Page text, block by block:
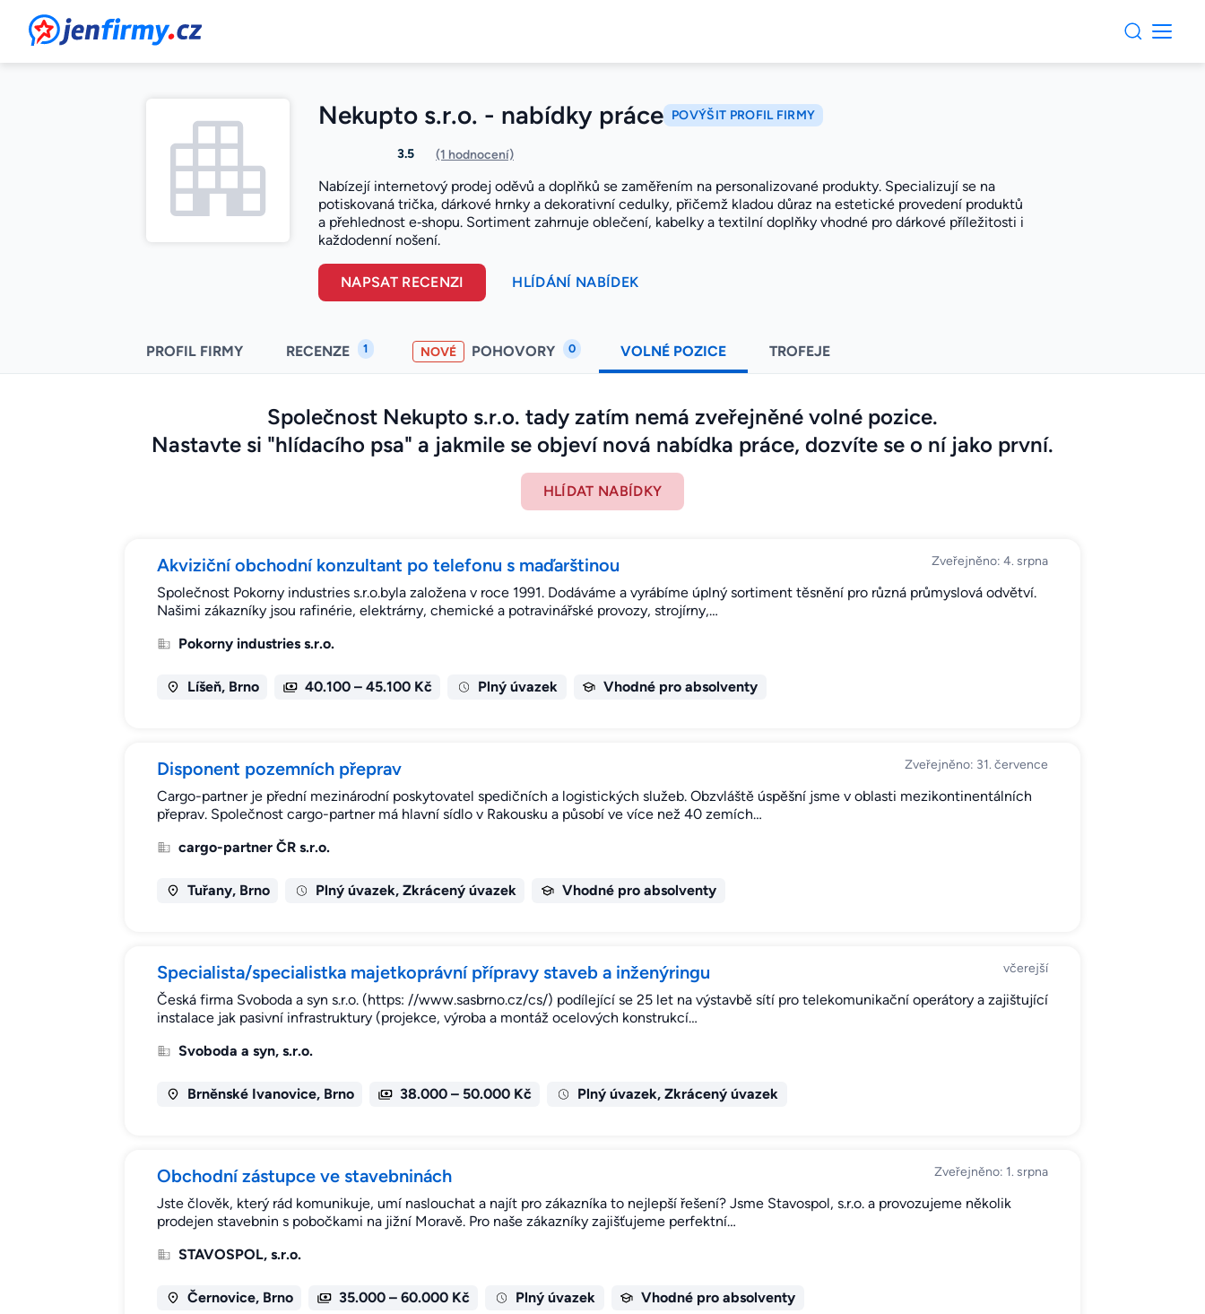
JenFirmy.cz
Nekupto s.r.o. - nabídky práce POVÝŠIT PROFIL FIRMY
3.5 (1 hodnocení)
Nabízejí internetový prodej oděvů a doplňků se zaměřením na personalizované produkty. Specializují se na
potiskovaná trička, dárkové hrnky a dekorativní cedulky, přičemž kladou důraz na estetické provedení produktů
a přehlednost e‑shopu. Sortiment zahrnuje oblečení, kabelky a textilní doplňky vhodné pro dárkové příležitosti i
každodenní nošení.
NAPSAT RECENZI HLÍDÁNÍ NABÍDEK
PROFIL FIRMY RECENZE 1 NOVÉ POHOVORY 0 VOLNÉ POZICE TROFEJE
Společnost Nekupto s.r.o. tady zatím nemá zveřejněné volné pozice.
Nastavte si "hlídacího psa" a jakmile se objeví nová nabídka práce, dozvíte se o ní jako první.
HLÍDAT NABÍDKY
Akviziční obchodní konzultant po telefonu s maďarštinou Zveřejněno: 4. srpna
Společnost Pokorny industries s.r.o.byla založena v roce 1991. Dodáváme a vyrábíme úplný sortiment těsnění pro různá průmyslová odvětví.
Našimi zákazníky jsou rafinérie, elektrárny, chemické a potravinářské provozy, strojírny,…
Pokorny industries s.r.o.
Líšeň, Brno 40.100 – 45.100 Kč Plný úvazek Vhodné pro absolventy
Disponent pozemních přeprav Zveřejněno: 31. července
Cargo-partner je přední mezinárodní poskytovatel spedičních a logistických služeb. Obzvláště úspěšní jsme v oblasti mezikontinentálních
přeprav. Společnost cargo-partner má hlavní sídlo v Rakousku a působí ve více než 40 zemích…
cargo-partner ČR s.r.o.
Tuřany, Brno Plný úvazek, Zkrácený úvazek Vhodné pro absolventy
Specialista/specialistka majetkoprávní přípravy staveb a inženýringu včerejší
Česká firma Svoboda a syn s.r.o. (https: //www.sasbrno.cz/cs/) podílející se 25 let na výstavbě sítí pro telekomunikační operátory a zajištující
instalace jak pasivní infrastruktury (projekce, výroba a montáž ocelových konstrukcí…
Svoboda a syn, s.r.o.
Brněnské Ivanovice, Brno 38.000 – 50.000 Kč Plný úvazek, Zkrácený úvazek
Obchodní zástupce ve stavebninách Zveřejněno: 1. srpna
Jste člověk, který rád komunikuje, umí naslouchat a najít pro zákazníka to nejlepší řešení? Jsme Stavospol, s.r.o. a provozujeme několik
prodejen stavebnin s pobočkami na jižní Moravě. Pro naše zákazníky zajišťujeme perfektní…
STAVOSPOL, s.r.o.
Černovice, Brno 35.000 – 60.000 Kč Plný úvazek Vhodné pro absolventy